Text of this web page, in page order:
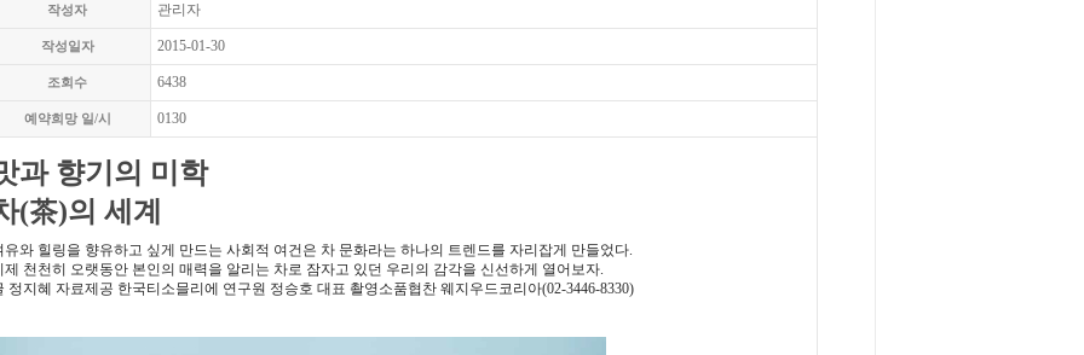
작성자 관리자
작성일자 2015-01-30
조회수 6438
예약희망 일/시 0130
과 향기의 미학
(茶)의 세계
유와 힐링을 향유하고 싶게 만드는 사회적 여건은 차 문화라는 하나의 트렌드를 자리잡게 만들었다.
제 천천히 오랫동안 본인의 매력을 알리는 차로 잠자고 있던 우리의 감각을 신선하게 열어보자.
정지혜 자료제공 한국티소믈리에 연구원 정승호 대표 촬영소품협찬 웨지우드코리아(02-3446-8330)